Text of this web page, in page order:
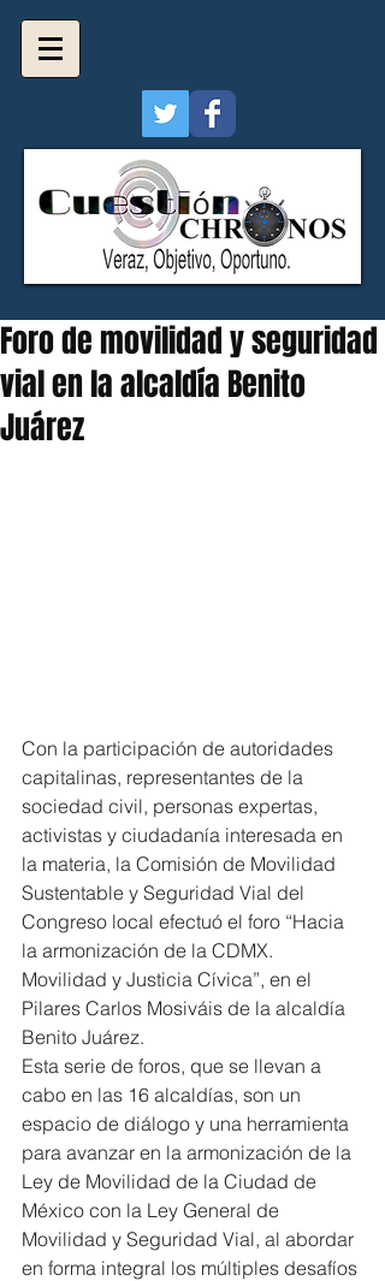
Foro de movilidad y seguridad
vial en la alcaldía Benito
Juárez
Con la participación de autoridades
capitalinas, representantes de la
sociedad civil, personas expertas,
activistas y ciudadanía interesada en
la materia, la Comisión de Movilidad
Sustentable y Seguridad Vial del
Congreso local efectuó el foro “Hacia
la armonización de la CDMX.
Movilidad y Justicia Cívica”, en el
Pilares Carlos Mosiváis de la alcaldía
Benito Juárez.
Esta serie de foros, que se llevan a
cabo en las 16 alcaldías, son un
espacio de diálogo y una herramienta
para avanzar en la armonización de la
Ley de Movilidad de la Ciudad de
México con la Ley General de
Movilidad y Seguridad Vial, al abordar
en forma integral los múltiples desafíos